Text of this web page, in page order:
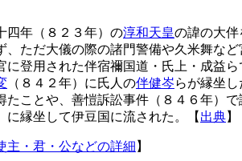
四年（８２３年）の淳和天皇の諱の大
ただ大儀の際の諸門警備や久米舞な
登用された伴宿禰国道・氏上・成益
（８４２年）に氏人の伴健岑らが縁坐
たことや、善愷訴訟事件（８４６年）
に縁坐して伊豆国に流された。【 出典】
主・君・公などの詳細 】